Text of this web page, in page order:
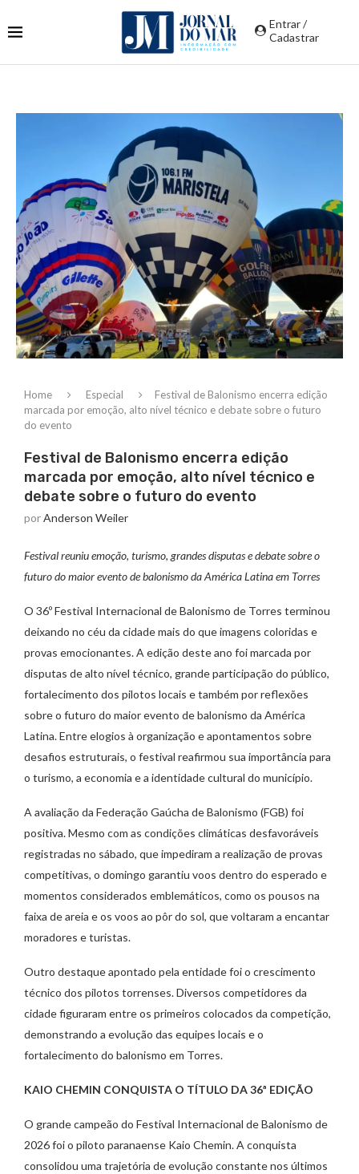
Entrar /
Cadastrar
Home Especial
Festival de Balonismo encerra edição
marcada por emoção, alto nível técnico e debate sobre o futuro
do evento
Festival de Balonismo encerra edição
marcada por emoção, alto nível técnico e
debate sobre o futuro do evento
porAnderson Weiler
Festival reuniu emoção, turismo, grandes disputas e debate sobre o
futuro do maior evento de balonismo da América Latina em Torres
O 36º Festival Internacional de Balonismo de Torres terminou
deixando no céu da cidade mais do que imagens coloridas e
provas emocionantes. A edição deste ano foi marcada por
disputas de alto nível técnico, grande participação do público,
fortalecimento dos pilotos locais e também por reflexões
sobre o futuro do maior evento de balonismo da América
Latina. Entre elogios à organização e apontamentos sobre
desafios estruturais, o festival reafirmou sua importância para
o turismo, a economia e a identidade cultural do município.
A avaliação da Federação Gaúcha de Balonismo (FGB) foi
positiva. Mesmo com as condições climáticas desfavoráveis
registradas no sábado, que impediram a realização de provas
competitivas, o domingo garantiu voos dentro do esperado e
momentos considerados emblemáticos, como os pousos na
faixa de areia e os voos ao pôr do sol, que voltaram a encantar
moradores e turistas.
Outro destaque apontado pela entidade foi o crescimento
técnico dos pilotos torrenses. Diversos competidores da
cidade figuraram entre os primeiros colocados da competição,
demonstrando a evolução das equipes locais e o
fortalecimento do balonismo em Torres.
KAIO CHEMIN CONQUISTA O TÍTULO DA 36ª EDIÇÃO
O grande campeão do Festival Internacional de Balonismo de
2026 foi o piloto paranaense Kaio Chemin. A conquista
consolidou uma trajetória de evolução constante nos últimos